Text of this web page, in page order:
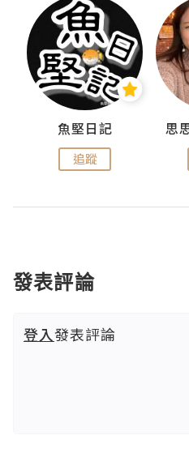
魚堅日記
追蹤
發表評論
登入發表評論